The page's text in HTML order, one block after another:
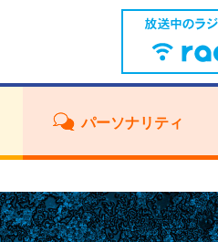
パーソナリティ